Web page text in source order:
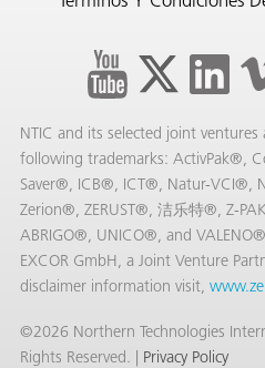
NTIC and its selected joint
following trademarks: ActivPak®,
Saver®, ICB®, ICT®, Natur-VCI®,
Zerion®, ZERUST®, 洁乐特®, Z-
ABRIGO®, UNICO®, and
EXCOR GmbH, a Joint Venture
disclaimer information visit,
©2026 Northern Technologies
Rights Reserved. | Privacy Policy